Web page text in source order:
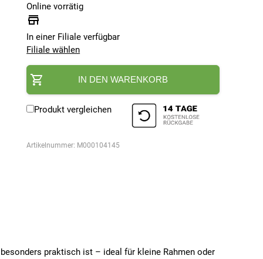
Online vorrätig
In einer Filiale verfügbar
Filiale wählen
IN DEN WARENKORB
Produkt vergleichen
Artikelnummer: M000104145
praktisch ist – ideal für kleine Rahmen oder